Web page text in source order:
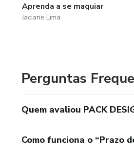
Aprenda a se maquiar
Jaciane Lima
Perguntas
Quem avaliou PACK
Como funciona o “Prazo